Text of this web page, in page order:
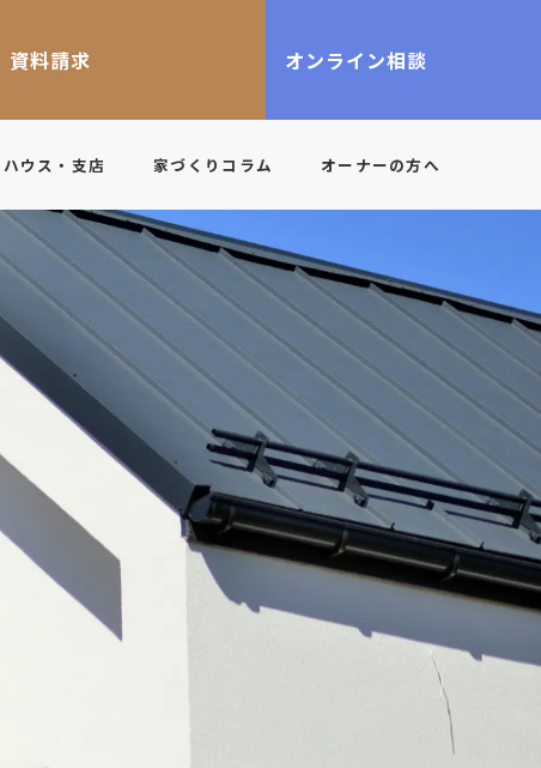
資料請求 オンライン相談
サポート力
ウス・支店 家づくりコラム オーナーの方へ